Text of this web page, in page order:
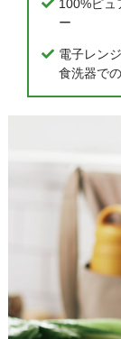
100%ピュ
ー
電子レン
食洗器で